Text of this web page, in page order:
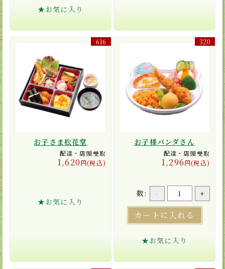
★お気に入り
616
お子さま松花堂
配達・店頭受取
1,620円(税込)
★お気に入り
320
お子様パンダさん
配達・店頭受取
1,296円(税込)
数: - +
カートに入れる
★お気に入り